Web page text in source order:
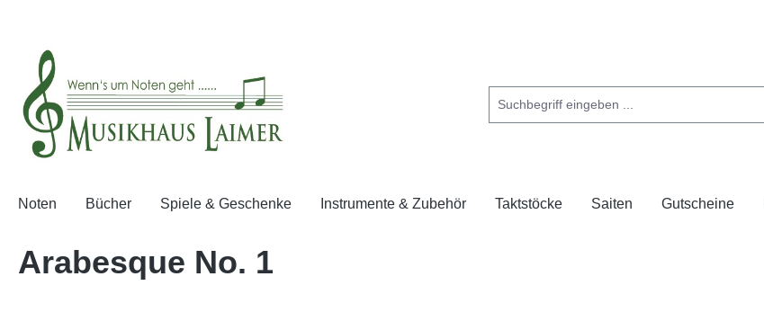
Noten Bücher Spiele & Geschenke Instrumente & Zubehör Taktstöcke Saiten Gutscheine
Arabesque No. 1